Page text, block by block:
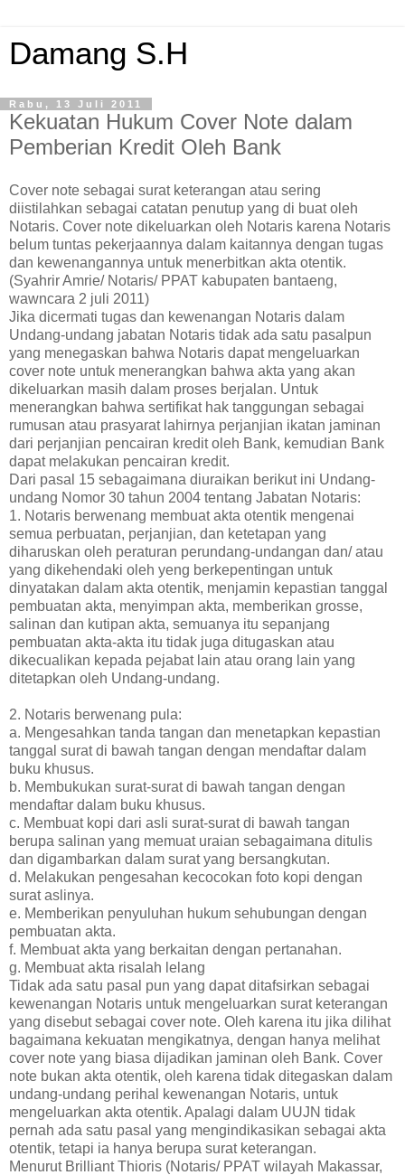
Damang S.H
Rabu, 13 Juli 2011
Kekuatan Hukum Cover Note dalam
Pemberian Kredit Oleh Bank
Cover note sebagai surat keterangan atau sering
diistilahkan sebagai catatan penutup yang di buat oleh
Notaris. Cover note dikeluarkan oleh Notaris karena Notaris
belum tuntas pekerjaannya dalam kaitannya dengan tugas
dan kewenangannya untuk menerbitkan akta otentik.
(Syahrir Amrie/ Notaris/ PPAT kabupaten bantaeng,
wawncara 2 juli 2011)
Jika dicermati tugas dan kewenangan Notaris dalam
Undang-undang jabatan Notaris tidak ada satu pasalpun
yang menegaskan bahwa Notaris dapat mengeluarkan
cover note untuk menerangkan bahwa akta yang akan
dikeluarkan masih dalam proses berjalan. Untuk
menerangkan bahwa sertifikat hak tanggungan sebagai
rumusan atau prasyarat lahirnya perjanjian ikatan jaminan
dari perjanjian pencairan kredit oleh Bank, kemudian Bank
dapat melakukan pencairan kredit.
Dari pasal 15 sebagaimana diuraikan berikut ini Undang-
undang Nomor 30 tahun 2004 tentang Jabatan Notaris:
1. Notaris berwenang membuat akta otentik mengenai
semua perbuatan, perjanjian, dan ketetapan yang
diharuskan oleh peraturan perundang-undangan dan/ atau
yang dikehendaki oleh yeng berkepentingan untuk
dinyatakan dalam akta otentik, menjamin kepastian tanggal
pembuatan akta, menyimpan akta, memberikan grosse,
salinan dan kutipan akta, semuanya itu sepanjang
pembuatan akta-akta itu tidak juga ditugaskan atau
dikecualikan kepada pejabat lain atau orang lain yang
ditetapkan oleh Undang-undang.
2. Notaris berwenang pula:
a. Mengesahkan tanda tangan dan menetapkan kepastian
tanggal surat di bawah tangan dengan mendaftar dalam
buku khusus.
b. Membukukan surat-surat di bawah tangan dengan
mendaftar dalam buku khusus.
c. Membuat kopi dari asli surat-surat di bawah tangan
berupa salinan yang memuat uraian sebagaimana ditulis
dan digambarkan dalam surat yang bersangkutan.
d. Melakukan pengesahan kecocokan foto kopi dengan
surat aslinya.
e. Memberikan penyuluhan hukum sehubungan dengan
pembuatan akta.
f. Membuat akta yang berkaitan dengan pertanahan.
g. Membuat akta risalah lelang
Tidak ada satu pasal pun yang dapat ditafsirkan sebagai
kewenangan Notaris untuk mengeluarkan surat keterangan
yang disebut sebagai cover note. Oleh karena itu jika dilihat
bagaimana kekuatan mengikatnya, dengan hanya melihat
cover note yang biasa dijadikan jaminan oleh Bank. Cover
note bukan akta otentik, oleh karena tidak ditegaskan dalam
undang-undang perihal kewenangan Notaris, untuk
mengeluarkan akta otentik. Apalagi dalam UUJN tidak
pernah ada satu pasal yang mengindikasikan sebagai akta
otentik, tetapi ia hanya berupa surat keterangan.
Menurut Brilliant Thioris (Notaris/ PPAT wilayah Makassar,